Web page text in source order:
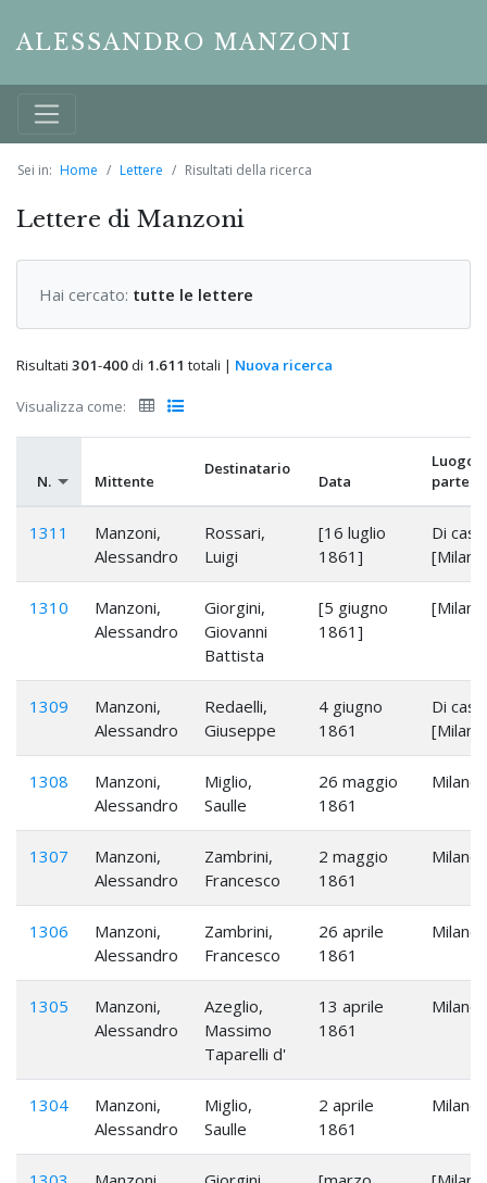
ALESSANDRO MANZONI
Sei in: Home Lettere Risultati della ricerca
Lettere di Manzoni
Hai cercato: tutte le lettere
Risultati 301-400di 1.611 totali | Nuova ricerca
Visualizza come:
N. Mittente
Destinatario
Data
Luogo
1311
Manzoni,
Alessandro
Rossari,
Luigi
[16 luglio
1861]
Di casa
1310
Manzoni,
Alessandro
Giorgini,
Giovanni
Battista
[5 giugno
1861]
1309
Manzoni,
Alessandro
Redaelli,
Giuseppe
4 giugno
1861
Di casa
1308
Manzoni,
Alessandro
Miglio,
Saulle
26 maggio
1861
Milano
1307
Manzoni,
Alessandro
Zambrini,
Francesco
2 maggio
1861
Milano
1306
Manzoni,
Alessandro
Zambrini,
Francesco
26 aprile
1861
Milano
1305
Manzoni,
Alessandro
Azeglio,
Massimo
Taparelli d'
13 aprile
1861
Milano
1304
Manzoni,
Alessandro
Miglio,
Saulle
2 aprile
1861
Milano